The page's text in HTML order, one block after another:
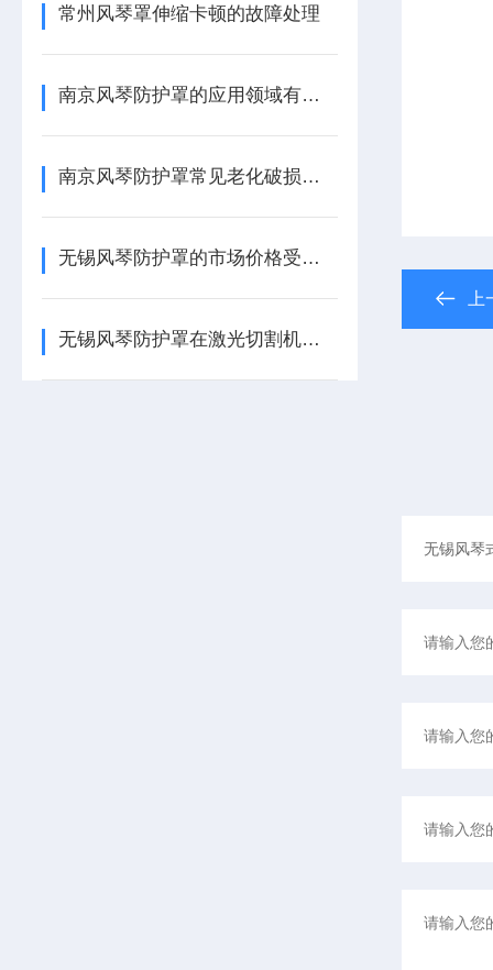
常州风琴罩伸缩卡顿的故障处理
南京风琴防护罩的应用领域有哪些？
南京风琴防护罩常见老化破损故障排查与解决
无锡风琴防护罩的市场价格受哪些因素影响？
无锡风琴防护罩在激光切割机高温工况中的应用